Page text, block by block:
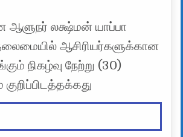
லக்ஷ்மன் யாப்பா
ஆசிரியர்களுக்கான
நிகழ்வு நேற்று (30)